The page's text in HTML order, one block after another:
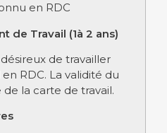
en RDC
de Travail (1à 2 ans)
de travailler
RDC. La validité du
de la carte de travail.